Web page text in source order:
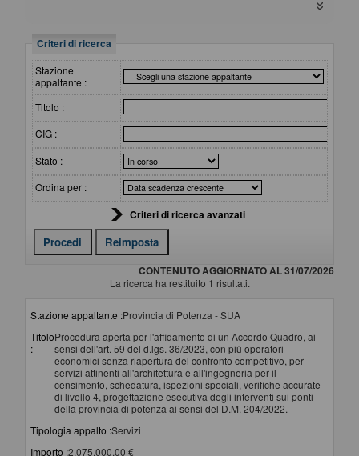
Criteri di ricerca
Stazione
appaltante :
Titolo :
CIG :
Stato :
Ordina per :
Criteri di ricerca avanzati
CONTENUTO AGGIORNATO AL 31/07/2026
La ricerca ha restituito 1 risultati.
Stazione appaltante :Provincia di Potenza - SUA
Titolo
:
Procedura aperta per l'affidamento di un Accordo Quadro, ai
sensi dell'art. 59 del d.lgs. 36/2023, con più operatori
economici senza riapertura del confronto competitivo, per
servizi attinenti all'architettura e all'ingegneria per il
censimento, schedatura, ispezioni speciali, verifiche accurate
di livello 4, progettazione esecutiva degli interventi sui ponti
della provincia di potenza ai sensi del D.M. 204/2022.
Tipologia appalto :Servizi
Importo :2.075.000,00 €